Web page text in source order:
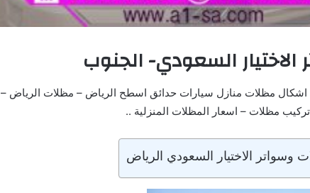
السعودي- الجنوب
اشكال مظلات منازل سيارات حدائق اسطح الرياض – مظلات الرياض –
مظلات – اسعار المظلات المنزلية ..
وسواتر الاختيار السعودي الرياض